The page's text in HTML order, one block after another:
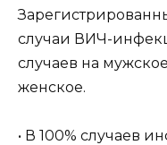
случаи ВИЧ-
случаев на
женское.
• В 100% случаев